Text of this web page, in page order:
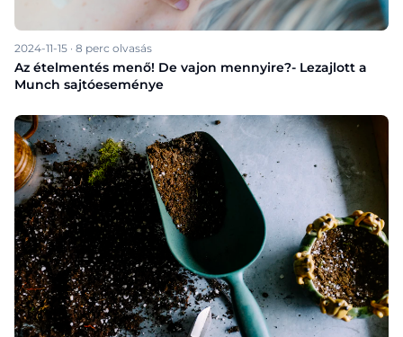
2024-11-15 · 8 perc olvasás
Az ételmentés menő! De vajon mennyire?- Lezajlott a
Munch sajtóeseménye